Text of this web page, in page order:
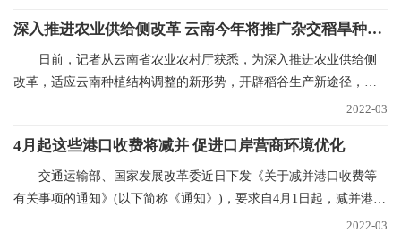
深入推进农业供给侧改革 云南今年将推广杂交稻旱种50万亩
日前，记者从云南省农业农村厅获悉，为深入推进农业供给侧
改革，适应云南种植结构调整的新形势，开辟稻谷生产新途径，稳
2022-03
4月起这些港口收费将减并 促进口岸营商环境优化
交通运输部、国家发展改革委近日下发《关于减并港口收费等
有关事项的通知》(以下简称《通知》)，要求自4月1日起，减并港口
2022-03